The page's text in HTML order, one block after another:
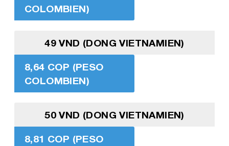
COLOMBIEN)
49 VND (DONG VIETNAMIEN)
8,64 COP (PESO
COLOMBIEN)
50 VND (DONG VIETNAMIEN)
8,81 COP (PESO